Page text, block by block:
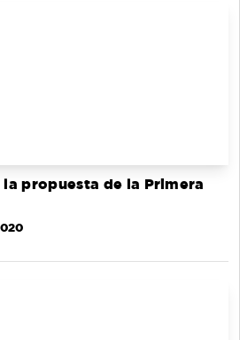
la propuesta de la Primera